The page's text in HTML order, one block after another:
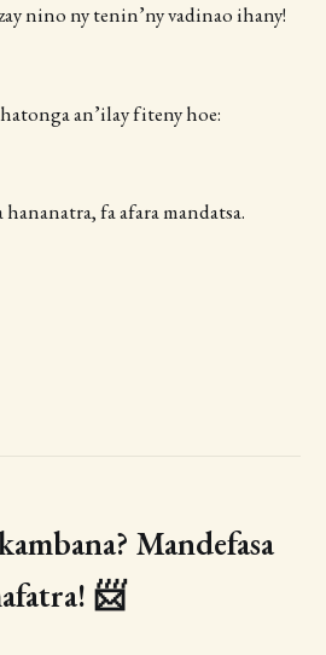
nino ny tenin’ny vadinao ihany!
an’ilay fiteny hoe:
fa afara mandatsa.
Mandefasa
📨